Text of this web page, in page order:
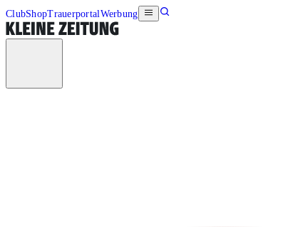
ClubShopTrauerportalWerbung